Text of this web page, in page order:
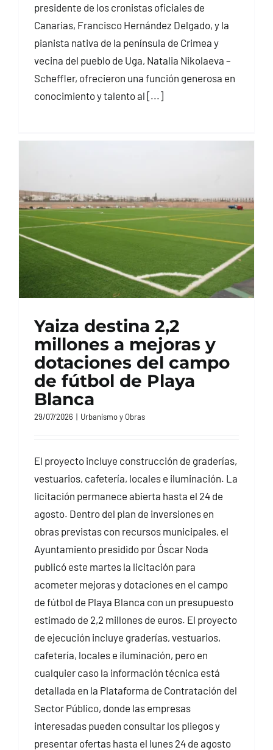
presidente de los cronistas oficiales de
Canarias, Francisco Hernández Delgado, y la
pianista nativa de la península de Crimea y
vecina del pueblo de Uga, Natalia Nikolaeva –
Scheffler, ofrecieron una función generosa en
conocimiento y talento al [...]
Yaiza destina 2,2
millones a mejoras y
dotaciones del campo
de fútbol de Playa
Blanca
29/07/2026 | Urbanismo y Obras
El proyecto incluye construcción de graderías,
vestuarios, cafetería, locales e iluminación. La
licitación permanece abierta hasta el 24 de
agosto. Dentro del plan de inversiones en
obras previstas con recursos municipales, el
Ayuntamiento presidido por Óscar Noda
publicó este martes la licitación para
acometer mejoras y dotaciones en el campo
de fútbol de Playa Blanca con un presupuesto
estimado de 2,2 millones de euros. El proyecto
de ejecución incluye graderías, vestuarios,
cafetería, locales e iluminación, pero en
cualquier caso la información técnica está
detallada en la Plataforma de Contratación del
Sector Público, donde las empresas
interesadas pueden consultar los pliegos y
presentar ofertas hasta el lunes 24 de agosto